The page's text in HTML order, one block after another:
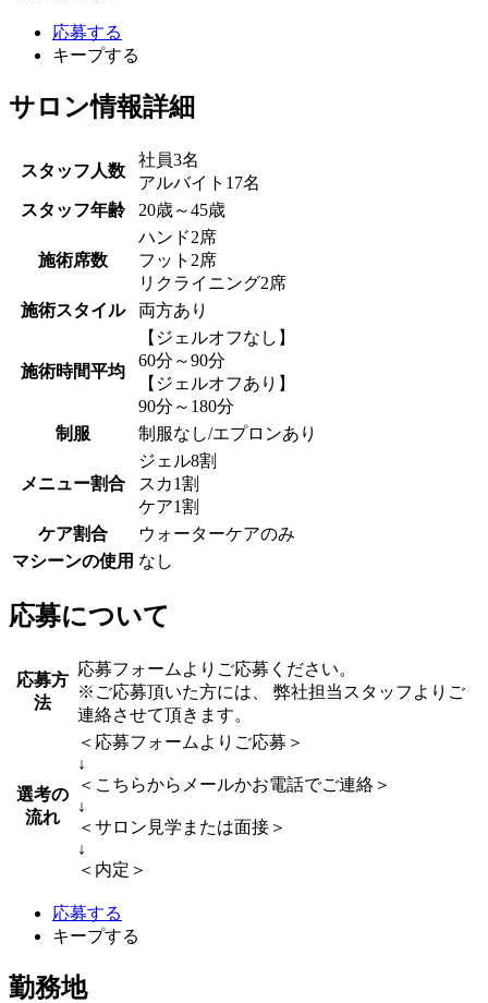
応募する
キープする
サロン情報詳細
スタッフ人数
社員3名
アルバイト17名
スタッフ年齢
20歳～45歳
施術席数
ハンド2席
フット2席
リクライニング2席
施術スタイル
両方あり
施術時間平均
【ジェルオフなし】
60分～90分
【ジェルオフあり】
90分～180分
制服
制服なし/エプロンあり
メニュー割合
ジェル8割
スカ1割
ケア1割
ケア割合
ウォーターケアのみ
マシーンの使用 なし
応募について
応募方
法
応募フォームよりご応募ください。
※ご応募頂いた方には、 弊社担当スタッフよりご
連絡させて頂きます。
選考の
流れ
＜応募フォームよりご応募＞
↓
＜こちらからメールかお電話でご連絡＞
↓
＜サロン見学または面接＞
↓
＜内定＞
応募する
キープする
勤務地